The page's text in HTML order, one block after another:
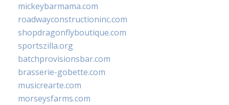
mickeybarmama.com
roadwayconstructioninc.com
shopdragonflyboutique.com
sportszilla.org
batchprovisionsbar.com
brasserie-gobette.com
musicrearte.com
morseysfarms.com